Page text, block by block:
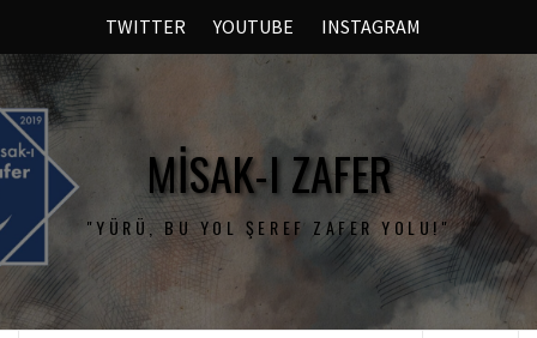
TWITTER YOUTUBE INSTAGRAM
MISAK-I ZAFER
"YÜRÜ, BU YOL ŞEREF ZAFER YOLU!"